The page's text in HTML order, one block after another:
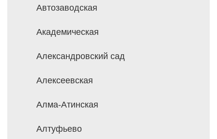
Автозаводская
Академическая
Александровский сад
Алексеевская
Алма-Атинская
Алтуфьево